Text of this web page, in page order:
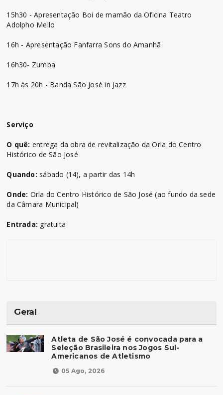
15h30 - Apresentação Boi de mamão da Oficina Teatro
Adolpho Mello
16h - Apresentação Fanfarra Sons do Amanhã
16h30- Zumba
17h às 20h - Banda São José in Jazz
Serviço
O quê: entrega da obra de revitalização da Orla do Centro
Histórico de São José
Quando: sábado (14), a partir das 14h
Onde: Orla do Centro Histórico de São José (ao fundo da sede
da Câmara Municipal)
Entrada: gratuita
Geral
Atleta de São José é convocada para a
Seleção Brasileira nos Jogos Sul-
Americanos de Atletismo
05 Ago, 2026